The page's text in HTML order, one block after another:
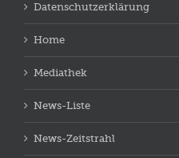
Datenschutzerklärung
Home
Mediathek
News-Liste
News-Zeitstrahl